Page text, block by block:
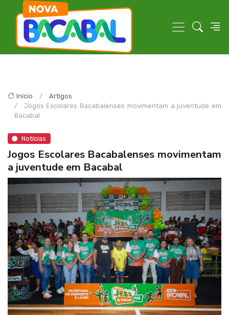
Início
Artigos
Jogos Escolares Bacabalenses movimentam a juventude em
Bacabal
Notícias
Jogos Escolares Bacabalenses movimentam
a juventude em Bacabal